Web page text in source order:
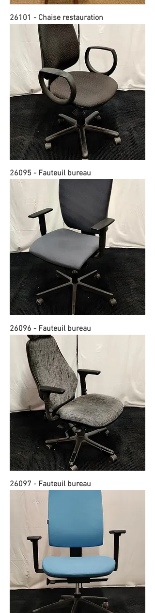
26101 - Chaise restauration
26095 - Fauteuil bureau
26096 - Fauteuil bureau
26097 - Fauteuil bureau